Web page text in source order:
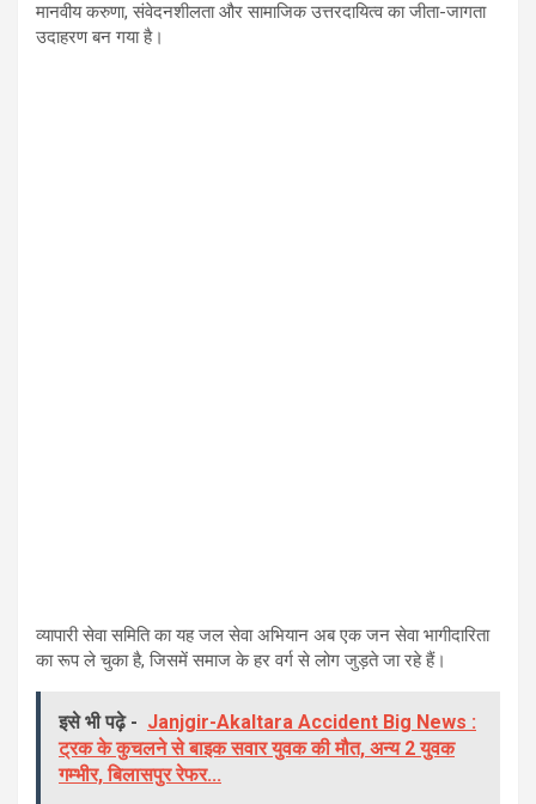
मानवीय करुणा, संवेदनशीलता और सामाजिक उत्तरदायित्व का जीता-जागता
उदाहरण बन गया है।
व्यापारी सेवा समिति का यह जल सेवा अभियान अब एक जन सेवा भागीदारिता
का रूप ले चुका है, जिसमें समाज के हर वर्ग से लोग जुड़ते जा रहे हैं।
इसे भी पढ़े - Janjgir-Akaltara Accident Big News :
ट्रक के कुचलने से बाइक सवार युवक की मौत, अन्य 2 युवक
गम्भीर, बिलासपुर रेफर...